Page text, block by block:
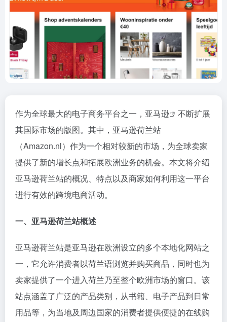
作为全球最大的电子商务平台之一， 亚马逊
不断扩展
其国际市场的版图。其中，亚马逊荷兰站
（Amazon.nl）作为一个相对较新的市场，为全球卖家
提供了新的增长点和拓展欧洲业务的机会。本文将介绍
亚马逊荷兰站的概况、特点以及商家如何利用这一平台
进行有效的跨境电商活动。
一、亚马逊荷兰站概述
亚马逊荷兰站是亚马逊在欧洲设立的多个本地化网站之
一，它允许消费者以荷兰语浏览并购买商品，同时也为
卖家提供了一个进入荷兰乃至整个欧洲市场的窗口。该
站点涵盖了广泛的产品类别，从书籍、电子产品到日常
用品等，为当地及周边国家的消费者提供便捷的在线购